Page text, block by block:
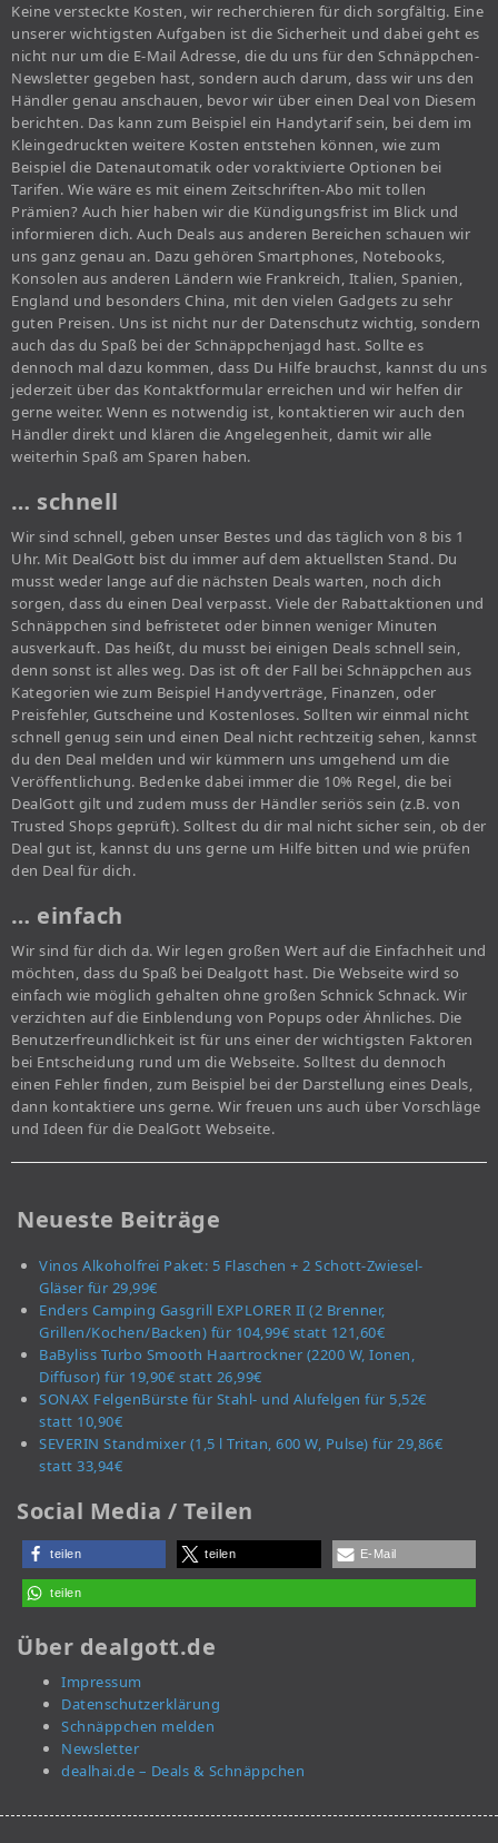
Keine versteckte Kosten, wir recherchieren für dich sorgfältig. Eine
unserer wichtigsten Aufgaben ist die Sicherheit und dabei geht es
nicht nur um die E-Mail Adresse, die du uns für den Schnäppchen-
Newsletter gegeben hast, sondern auch darum, dass wir uns den
Händler genau anschauen, bevor wir über einen Deal von Diesem
berichten. Das kann zum Beispiel ein Handytarif sein, bei dem im
Kleingedruckten weitere Kosten entstehen können, wie zum
Beispiel die Datenautomatik oder voraktivierte Optionen bei
Tarifen. Wie wäre es mit einem Zeitschriften-Abo mit tollen
Prämien? Auch hier haben wir die Kündigungsfrist im Blick und
informieren dich. Auch Deals aus anderen Bereichen schauen wir
uns ganz genau an. Dazu gehören Smartphones, Notebooks,
Konsolen aus anderen Ländern wie Frankreich, Italien, Spanien,
England und besonders China, mit den vielen Gadgets zu sehr
guten Preisen. Uns ist nicht nur der Datenschutz wichtig, sondern
auch das du Spaß bei der Schnäppchenjagd hast. Sollte es
dennoch mal dazu kommen, dass Du Hilfe brauchst, kannst du uns
jederzeit über das Kontaktformular erreichen und wir helfen dir
gerne weiter. Wenn es notwendig ist, kontaktieren wir auch den
Händler direkt und klären die Angelegenheit, damit wir alle
weiterhin Spaß am Sparen haben.
… schnell
Wir sind schnell, geben unser Bestes und das täglich von 8 bis 1
Uhr. Mit DealGott bist du immer auf dem aktuellsten Stand. Du
musst weder lange auf die nächsten Deals warten, noch dich
sorgen, dass du einen Deal verpasst. Viele der Rabattaktionen und
Schnäppchen sind befristetet oder binnen weniger Minuten
ausverkauft. Das heißt, du musst bei einigen Deals schnell sein,
denn sonst ist alles weg. Das ist oft der Fall bei Schnäppchen aus
Kategorien wie zum Beispiel Handyverträge, Finanzen, oder
Preisfehler, Gutscheine und Kostenloses. Sollten wir einmal nicht
schnell genug sein und einen Deal nicht rechtzeitig sehen, kannst
du den Deal melden und wir kümmern uns umgehend um die
Veröffentlichung. Bedenke dabei immer die 10% Regel, die bei
DealGott gilt und zudem muss der Händler seriös sein (z.B. von
Trusted Shops geprüft). Solltest du dir mal nicht sicher sein, ob der
Deal gut ist, kannst du uns gerne um Hilfe bitten und wie prüfen
den Deal für dich.
… einfach
Wir sind für dich da. Wir legen großen Wert auf die Einfachheit und
möchten, dass du Spaß bei Dealgott hast. Die Webseite wird so
einfach wie möglich gehalten ohne großen Schnick Schnack. Wir
verzichten auf die Einblendung von Popups oder Ähnliches. Die
Benutzerfreundlichkeit ist für uns einer der wichtigsten Faktoren
bei Entscheidung rund um die Webseite. Solltest du dennoch
einen Fehler finden, zum Beispiel bei der Darstellung eines Deals,
dann kontaktiere uns gerne. Wir freuen uns auch über Vorschläge
und Ideen für die DealGott Webseite.
Neueste Beiträge
Vinos Alkoholfrei Paket: 5 Flaschen + 2 Schott-Zwiesel-
Gläser für 29,99€
Enders Camping Gasgrill EXPLORER II (2 Brenner,
Grillen/Kochen/Backen) für 104,99€ statt 121,60€
BaByliss Turbo Smooth Haartrockner (2200 W, Ionen,
Diffusor) für 19,90€ statt 26,99€
SONAX FelgenBürste für Stahl- und Alufelgen für 5,52€
statt 10,90€
SEVERIN Standmixer (1,5 l Tritan, 600 W, Pulse) für 29,86€
statt 33,94€
Social Media / Teilen
teilen teilen E-Mail
teilen
Über dealgott.de
Impressum
Datenschutzerklärung
Schnäppchen melden
Newsletter
dealhai.de – Deals & Schnäppchen